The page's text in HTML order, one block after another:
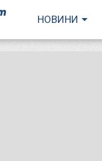
НОВИНИ